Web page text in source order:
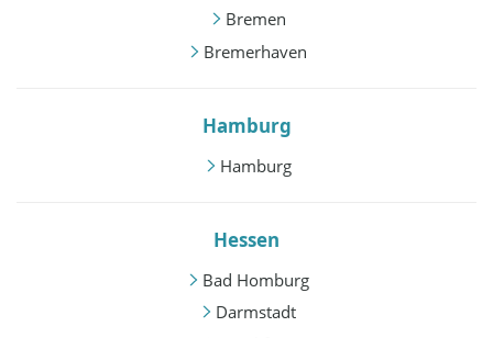
Bremen
Bremerhaven
Hamburg
Hamburg
Hessen
Bad Homburg
Darmstadt